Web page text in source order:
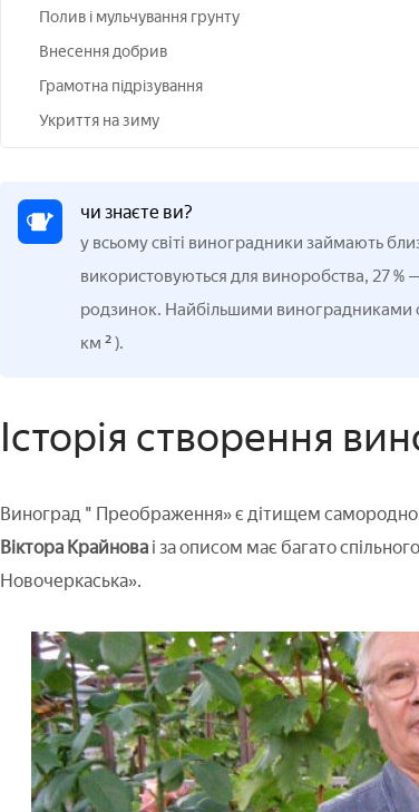
Полив і мульчування грунту
Внесення добрив
Грамотна підрізування
Укриття на зиму
чи знаєте ви?
у всьому світі виноградники займають
використовуються для виноробства, 27 %
родзинок. Найбільшими виноградниками
км ²).
Історія створення
Виноград " Преображення» є дітищем
Віктора Крайнова і за описом має багато
Новочеркаська».